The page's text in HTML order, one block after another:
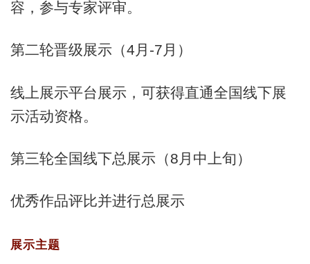
容，参与专家评审。
第二轮晋级展示（4月-7月）
线上展示平台展示，可获得直通全国线下展
示活动资格。
第三轮全国线下总展示（8月中上旬）
优秀作品评比并进行总展示
展示主题